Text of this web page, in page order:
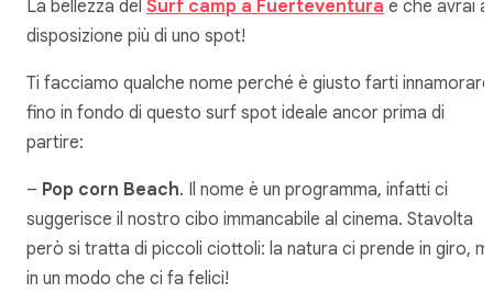
La bellezza del Surf camp a Fuerteventura è che avrai a
disposizione più di uno spot!
Ti facciamo qualche nome perché è giusto farti innamorare
fino in fondo di questo surf spot ideale ancor prima di
partire:
– Pop corn Beach. Il nome è un programma, infatti ci
suggerisce il nostro cibo immancabile al cinema. Stavolta
però si tratta di piccoli ciottoli: la natura ci prende in giro,
in un modo che ci fa felici!